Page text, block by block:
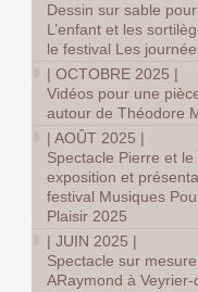
Dessin sur sable pour
L’enfant et les
le festival Les
|OCTOBRE 2025 |
Vidéos pour une
autour de Théodore
|AOÛT 2025 |
Spectacle Pierre et le
exposition et
festival Musiques
Plaisir 2025
|JUIN 2025 |
Spectacle sur
ARaymond à Veyrier-